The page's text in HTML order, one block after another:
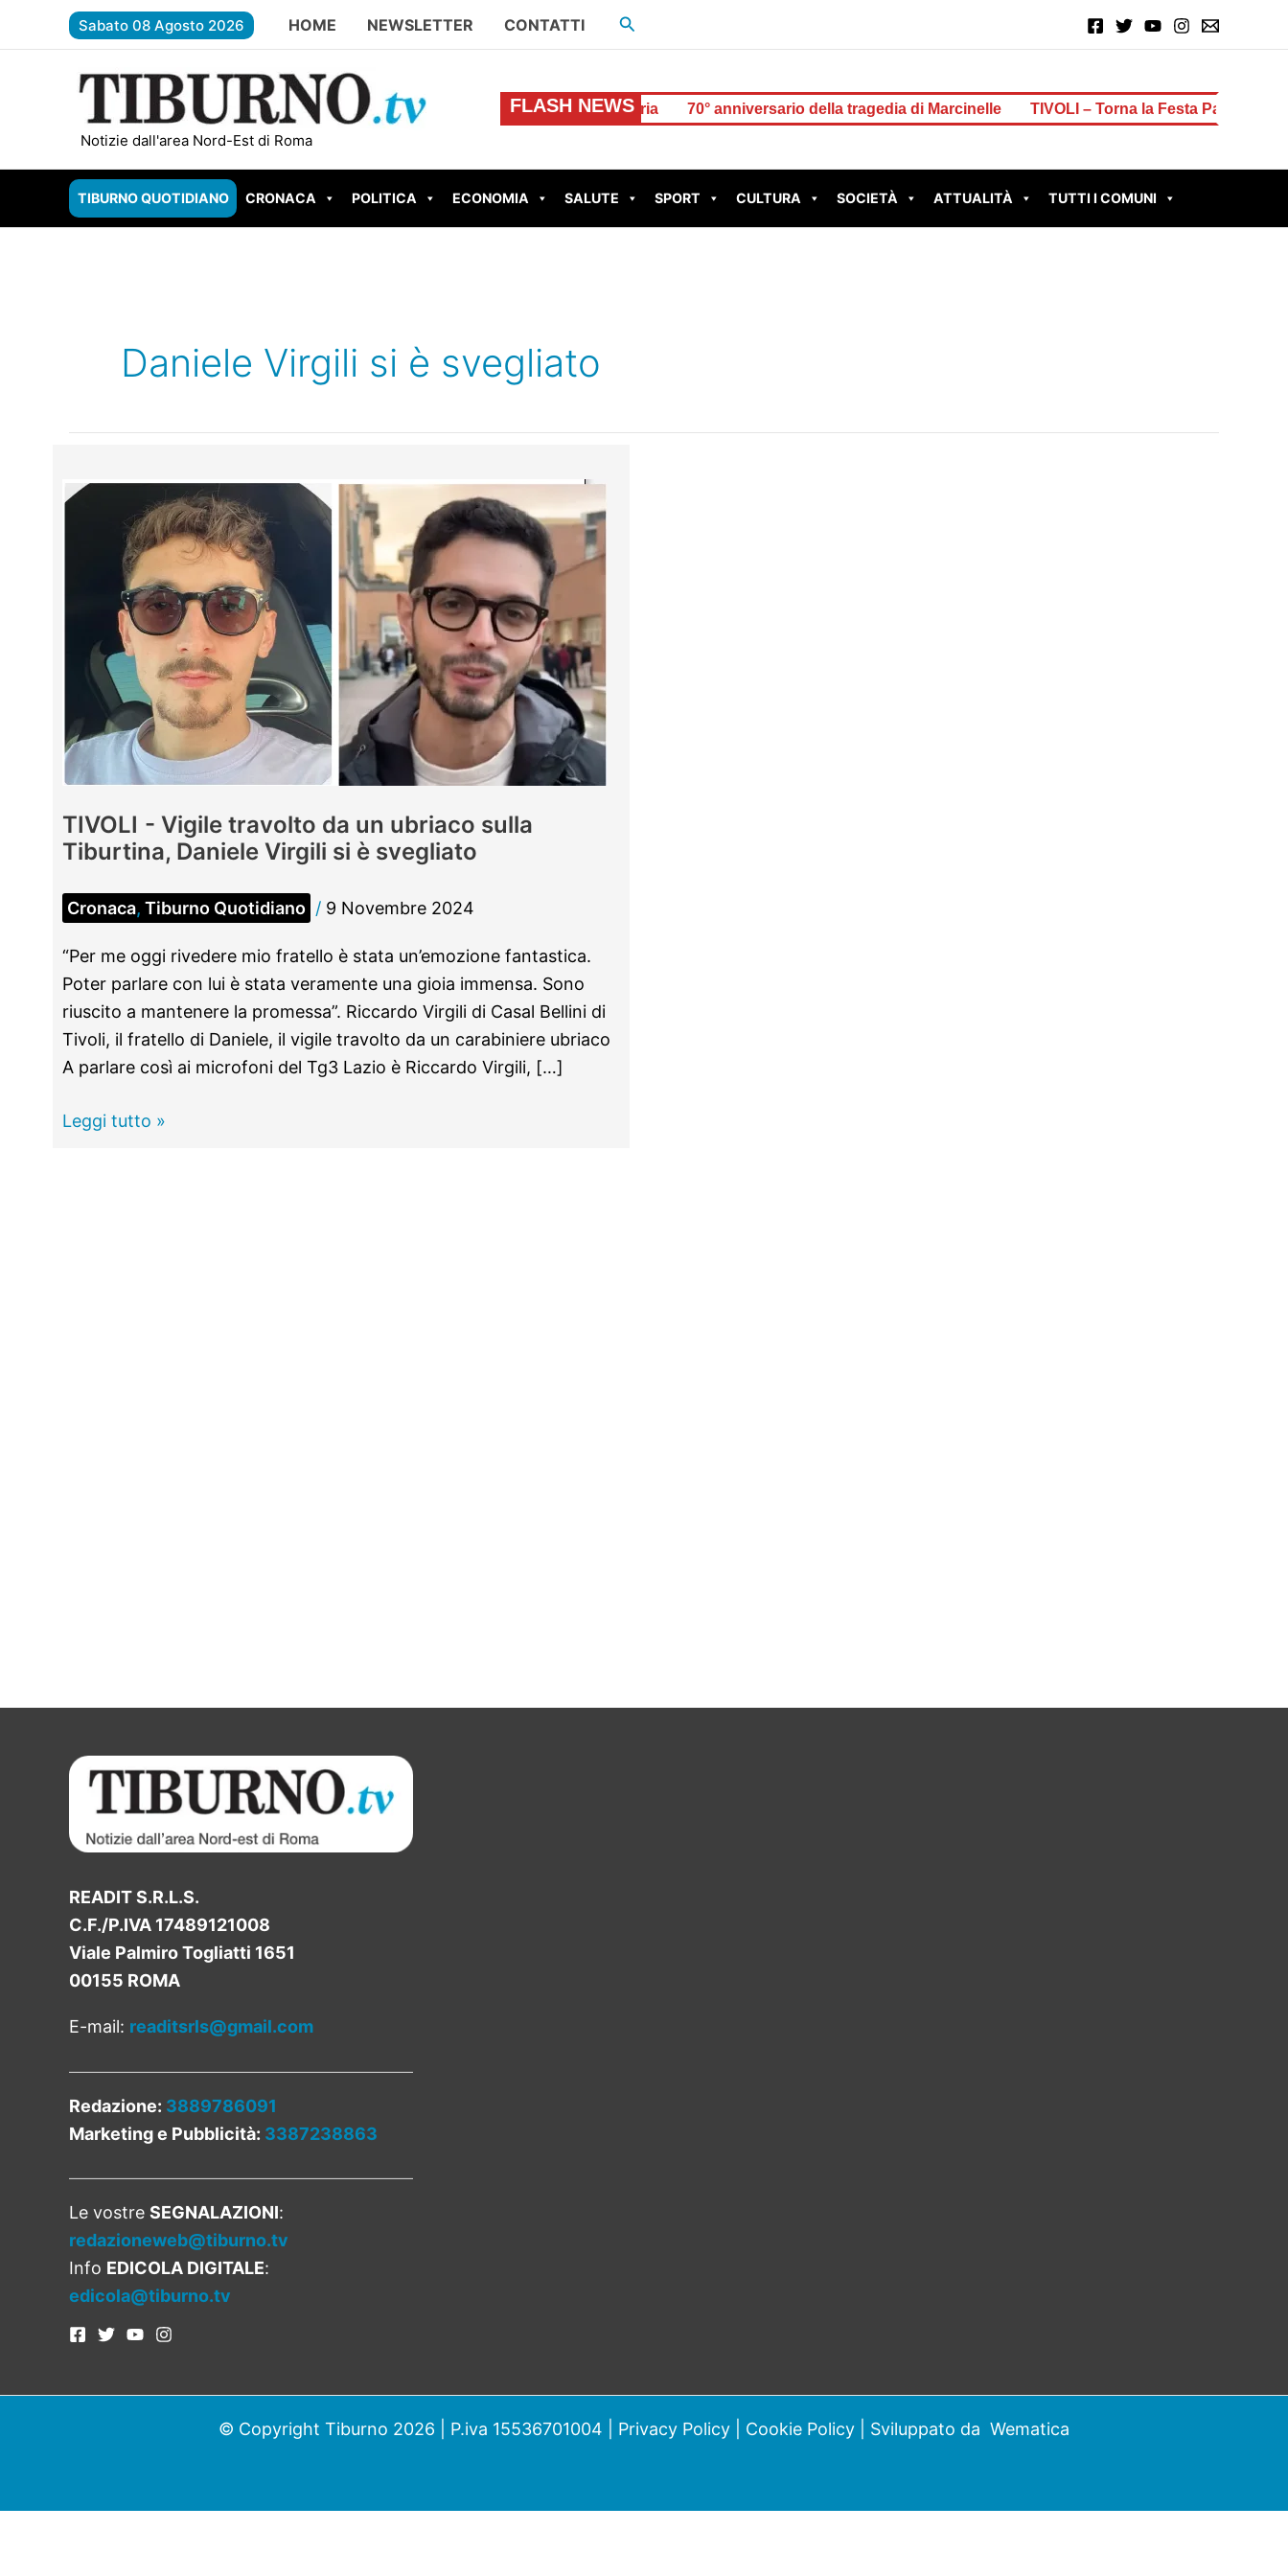
Sabato 08 Agosto 2026 HOME NEWSLETTER CONTATTI Cerca
Notizie dall'area Nord-Est di Roma
FLASH NEWS
TIVOLI – Due scout feriti dal fulmine a Subiaco in pediatria 70° anniversario della tragedia di Marcinelle TIVOLI – Torna la Festa Patronale di San
TIBURNO QUOTIDIANO CRONACA POLITICA ECONOMIA SALUTE SPORT CULTURA SOCIETÀ ATTUALITÀ TUTTI I COMUNI
Daniele Virgili si è svegliato
TIVOLI - Vigile travolto da un ubriaco sulla
Tiburtina, Daniele Virgili si è svegliato
Cronaca, Tiburno Quotidiano / 9 Novembre 2024
“Per me oggi rivedere mio fratello è stata un’emozione fantastica.
Poter parlare con lui è stata veramente una gioia immensa. Sono
riuscito a mantenere la promessa”. Riccardo Virgili di Casal Bellini di
Tivoli, il fratello di Daniele, il vigile travolto da un carabiniere ubriaco
A parlare così ai microfoni del Tg3 Lazio è Riccardo Virgili, […]
TIVOLI -
Leggi tutto »
READIT S.R.L.S.
C.F./P.IVA 17489121008
Viale Palmiro Togliatti 1651
00155 ROMA
E-mail: readitsrls@gmail.com
Redazione: 3889786091
Marketing e Pubblicità: 3387238863
Le vostre SEGNALAZIONI:
redazioneweb@tiburno.tv
Info EDICOLA DIGITALE:
edicola@tiburno.tv
© Copyright Tiburno 2026 | P.iva 15536701004 | Privacy Policy Cookie Policy | Sviluppato da Wematica